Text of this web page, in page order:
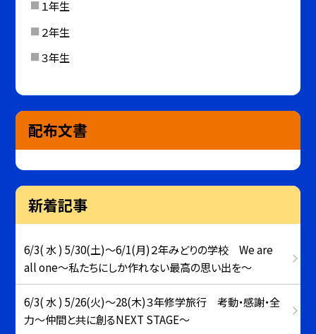
１年生
２年生
３年生
配布文書
新着記事
6/3( 水 ) 5/30(土)～6/1(月)２年みどりの学校 We are
all one～私たちにしか作れない最高の思い出を～
6/3( 水 ) 5/26(火)～28(木)３年修学旅行 考動・感謝・全
力～仲間と共に創るNEXT STAGE～